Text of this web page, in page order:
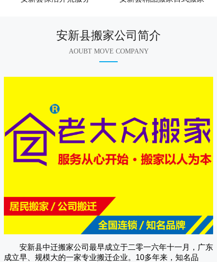
安新县搬家公司简介
AOUBT MOVE COMPANY
安新县中迁搬家公司 最早成立于二零一六年十一月，广东
成立早、规模大的一家专业搬迁企业。10多年来，知名品